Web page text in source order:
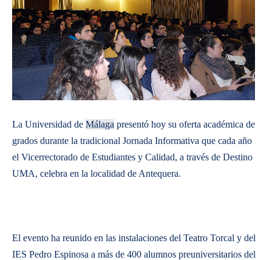
La Universidad de Málaga presentó hoy su oferta académica de
grados durante la tradicional Jornada Informativa que cada año
el Vicerrectorado de Estudiantes y Calidad, a través de Destino
UMA, celebra en la localidad de Antequera.
El evento ha reunido en las instalaciones del Teatro Torcal y del
IES Pedro Espinosa a más de 400 alumnos preuniversitarios del